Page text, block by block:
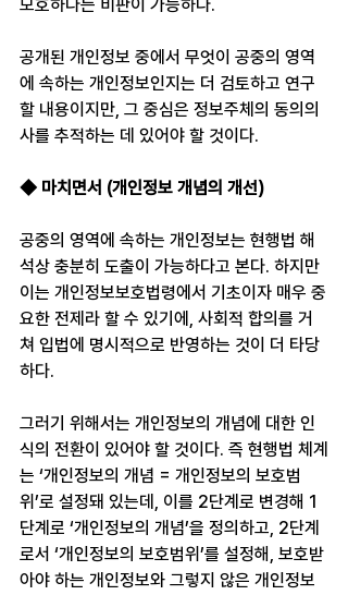
모호하다는 비판이 가능하다.
공개된 개인정보 중에서 무엇이 공중의 영역
에 속하는 개인정보인지는 더 검토하고 연구
할 내용이지만, 그 중심은 정보주체의 동의의
사를 추적하는 데 있어야 할 것이다.
◆ 마치면서 (개인정보 개념의 개선)
공중의 영역에 속하는 개인정보는 현행법 해
석상 충분히 도출이 가능하다고 본다. 하지만
이는 개인정보보호법령에서 기초이자 매우 중
요한 전제라 할 수 있기에, 사회적 합의를 거
쳐 입법에 명시적으로 반영하는 것이 더 타당
하다.
그러기 위해서는 개인정보의 개념에 대한 인
식의 전환이 있어야 할 것이다. 즉 현행법 체계
는 ‘개인정보의 개념 = 개인정보의 보호범
위’로 설정돼 있는데, 이를 2단계로 변경해 1
단계로 ‘개인정보의 개념’을 정의하고, 2단계
로서 ‘개인정보의 보호범위’를 설정해, 보호받
아야 하는 개인정보와 그렇지 않은 개인정보